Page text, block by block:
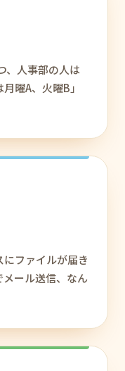
、人事部の人は
曜A、火曜B」
ファイルが届き
ール送信、なん